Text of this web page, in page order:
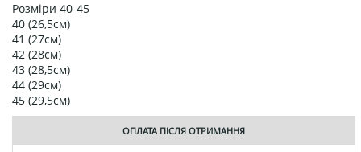
Розміри 40-45
40 (26,5см)
41 (27см)
42 (28см)
43 (28,5см)
44 (29см)
45 (29,5см)
ОПЛАТА ПІСЛЯ ОТРИМАННЯ